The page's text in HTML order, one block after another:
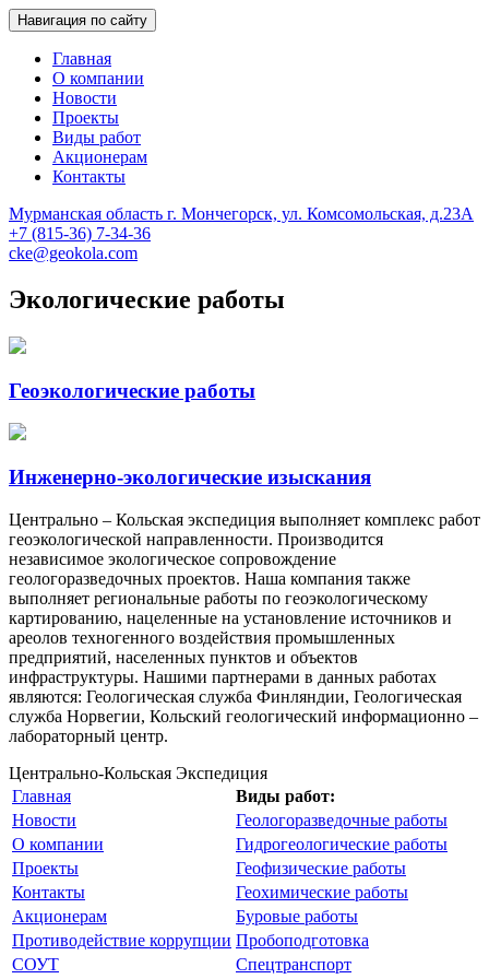
Навигация по сайту
Главная
О компании
Новости
Проекты
Виды работ
Акционерам
Контакты
Геологоразведка, Мончегорск
Центрально-Кольская Экспедиция
Мурманская область г. Мончегорск, ул. Комсомольская, д.23А
+7 (815-36) 7-34-36
cke@geokola.com
Экологические работы
Геоэкологические работы
Инженерно-экологические изыскания
Центрально – Кольская экспедиция выполняет комплекс работ
геоэкологической направленности. Производится
независимое экологическое сопровождение
геологоразведочных проектов. Наша компания также
выполняет региональные работы по геоэкологическому
картированию, нацеленные на установление источников и
ареолов техногенного воздействия промышленных
предприятий, населенных пунктов и объектов
инфраструктуры. Нашими партнерами в данных работах
являются: Геологическая служба Финляндии, Геологическая
служба Норвегии, Кольский геологический информационно –
лабораторный центр.
Центрально-Кольская Экспедиция
Главная
Виды работ:
Новости
Геологоразведочные работы
О компании
Гидрогеологические работы
Проекты
Геофизические работы
Контакты
Геохимические работы
Акционерам
Буровые работы
Противодействие коррупции Пробоподготовка
СОУТ
Спецтранспорт